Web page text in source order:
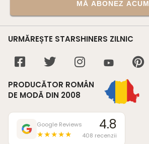
MĂ ABONEZ ACUM
URMĂREȘTE STARSHINERS ZILNIC
PRODUCĂTOR ROMÂN
DE MODĂ DIN 2008
Google Reviews
★★★★★
4.8
408 recenzii